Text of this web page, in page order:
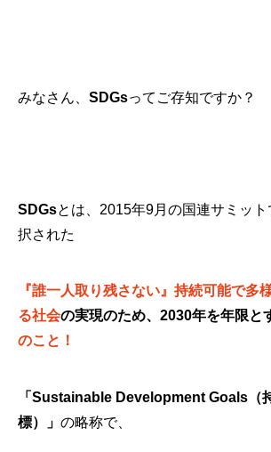
みなさん、 SDGsってご存知ですか？
SDGsとは、2015年9月の国連サミッ
択された
『誰一人取り残さない』持続可能で多
る社会の実現のため、2030年を年限と
のこと！
「Sustainable Development Goals（
標）」 の略称で、